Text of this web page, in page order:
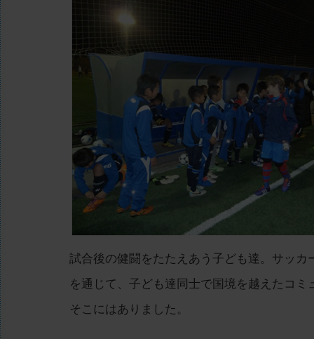
試合後の健闘をたたえあう子ども達。サッカ
を通じて、子ども達同士で国境を越えたコミ
そこにはありました。